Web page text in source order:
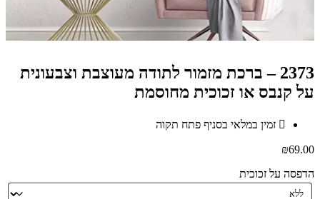
2373 – ברכת מזמור לתודה מעוצבת וצבעונית
על קנבס או זכוכית מחוסמת
זמין במלאי בסניף פתח תקוה
₪69.00
הדפסה על זכוכית